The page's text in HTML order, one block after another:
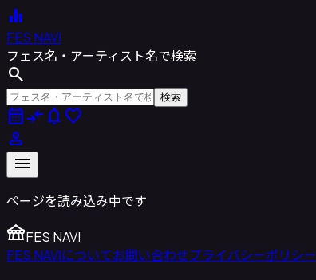
equalizer
FES NAVI
フェス名・アーティスト名で検索
search
検索
calendar_monthcompare_arrows notifications favorite
person
menu
ページを読み込み中です
festivalFES NAVI
FES NAVIについてお問い合わせプライバシーポリシー